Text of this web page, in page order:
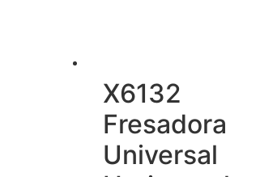
X6132
Fresadora
Universal